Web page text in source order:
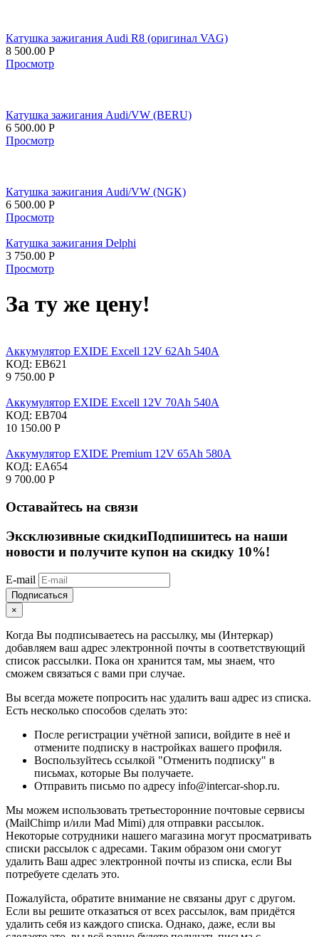
Катушка зажигания Audi R8 (оригинал VAG)
8 500.00 Р
Просмотр
Катушка зажигания Audi/VW (BERU)
6 500.00 Р
Просмотр
Катушка зажигания Audi/VW (NGK)
6 500.00 Р
Просмотр
Катушка зажигания Delphi
3 750.00 Р
Просмотр
За ту же цену!
Аккумулятор EXIDE Excell 12V 62Ah 540A
КОД: EB621
9 750.00 Р
Аккумулятор EXIDE Excell 12V 70Ah 540A
КОД: EB704
10 150.00 Р
Аккумулятор EXIDE Premium 12V 65Ah 580A
КОД: EA654
9 700.00 Р
Оставайтесь на связи
Эксклюзивные скидкиПодпишитесь на наши
новости и получите купон на скидку 10%!
E-mail
Подписаться
×
Когда Вы подписываетесь на рассылку, мы (Интеркар)
добавляем ваш адрес электронной почты в соответствующий
список рассылки. Пока он хранится там, мы знаем, что
сможем связаться с вами при случае.
Вы всегда можете попросить нас удалить ваш адрес из списка.
Есть несколько способов сделать это:
После регистрации учётной записи, войдите в неё и
отмените подписку в настройках вашего профиля.
Воспользуйтесь ссылкой "Отменить подписку" в
письмах, которые Вы получаете.
Отправить письмо по адресу info@intercar-shop.ru.
Мы можем использовать третьесторонние почтовые сервисы
(MailChimp и/или Mad Mimi) для отправки рассылок.
Некоторые сотрудники нашего магазина могут просматривать
списки рассылок с адресами. Таким образом они смогут
удалить Ваш адрес электронной почты из списка, если Вы
потребуете сделать это.
Пожалуйста, обратите внимание не связаны друг с другом.
Если вы решите отказаться от всех рассылок, вам придётся
удалить себя из каждого списка. Однако, даже, если вы